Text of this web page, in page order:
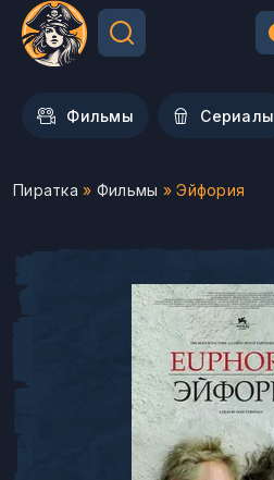
Фильмы Сериалы
Пиратка » Фильмы » Эйфория